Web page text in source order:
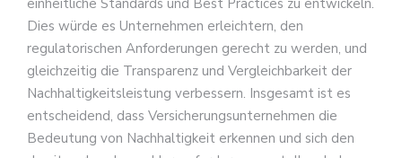
Dies würde es Unternehmen erleichtern, den
regulatorischen Anforderungen gerecht zu werden, und
gleichzeitig die Transparenz und Vergleichbarkeit der
Nachhaltigkeitsleistung verbessern. Insgesamt ist es
entscheidend, dass Versicherungsunternehmen die
Bedeutung von Nachhaltigkeit erkennen und sich den